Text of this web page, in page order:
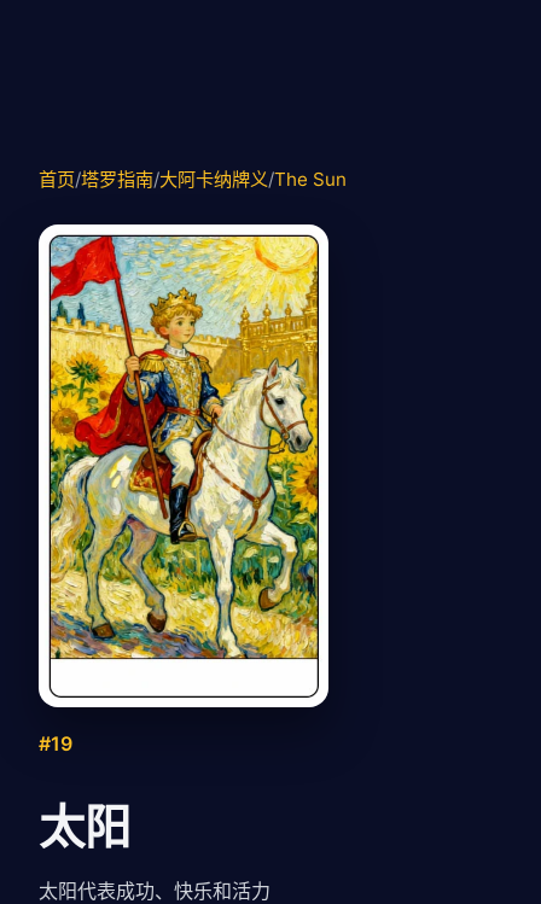
首页/塔罗指南/大阿卡纳牌义/The Sun
#19
太阳
太阳代表成功、快乐和活力